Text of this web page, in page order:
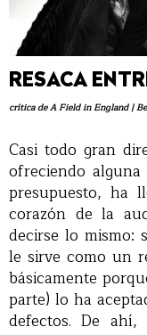
RESACA
crítica de A Field in England |
Casi todo gran
ofreciendo
presupuesto, ha
corazón de la
decirse lo mismo:
le sirve como un
básicamente
parte) lo ha
defectos. De ahí,